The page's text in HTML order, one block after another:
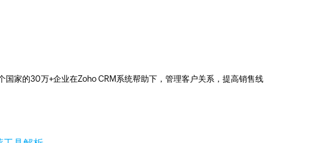
家的30万+企业在Zoho CRM系统帮助下，管理客户关系，提高销售线